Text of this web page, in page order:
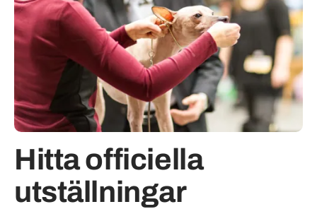
Hitta officiella
utställningar